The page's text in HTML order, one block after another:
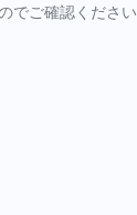
でご確認ください